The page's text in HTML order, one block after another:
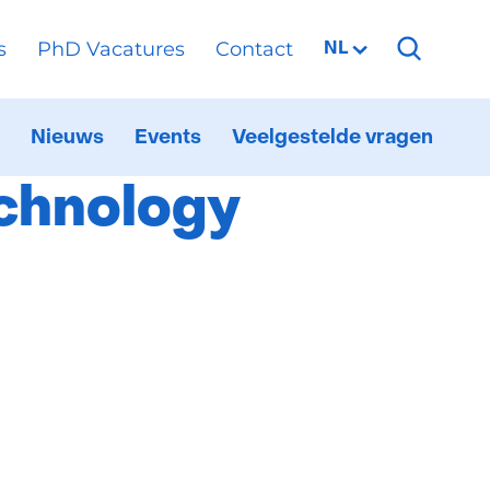
PhD Vacatures Contact
Geselecteerde
NL
Nieuws Events Veelgestelde vragen